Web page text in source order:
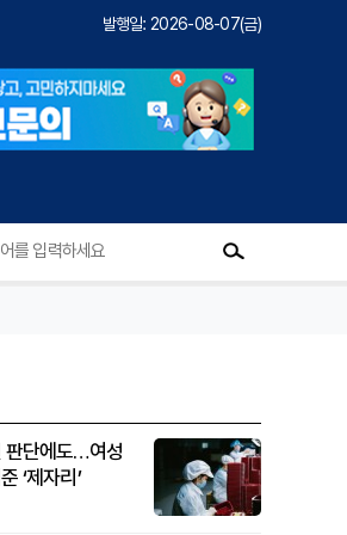
발행일: 2026-08-07(금)
판단에도…여성
‘제자리’